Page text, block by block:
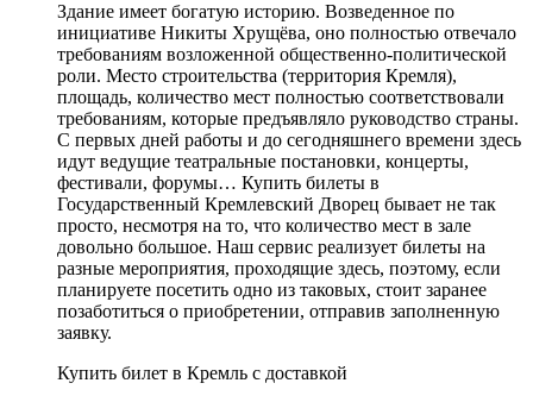
Здание имеет богатую историю. Возведенное по
инициативе Никиты Хрущёва, оно полностью отвечало
требованиям возложенной общественно-политической
роли. Место строительства (территория Кремля),
площадь, количество мест полностью соответствовали
требованиям, которые предъявляло руководство страны.
С первых дней работы и до сегодняшнего времени здесь
идут ведущие театральные постановки, концерты,
фестивали, форумы… Купить билеты в
Государственный Кремлевский Дворец бывает не так
просто, несмотря на то, что количество мест в зале
довольно большое. Наш сервис реализует билеты на
разные мероприятия, проходящие здесь, поэтому, если
планируете посетить одно из таковых, стоит заранее
позаботиться о приобретении, отправив заполненную
заявку.
Купить билет в Кремль с доставкой